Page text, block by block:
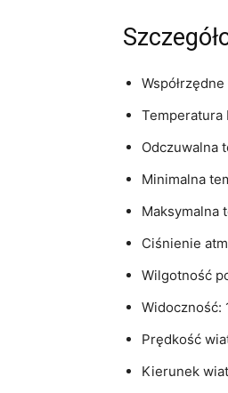
Temperatura
Odczuwalna
Minimalna
Maksymalna
Ciśnienie
Wilgotność
Widoczność:
Prędkość
Kierunek